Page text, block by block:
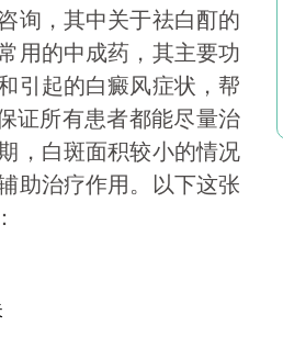
询，其中关于祛白酊的
用的中成药，其主要功
引起的白癜风症状，帮
证所有患者都能尽量治
，白斑面积较小的情况
助治疗作用。以下这张